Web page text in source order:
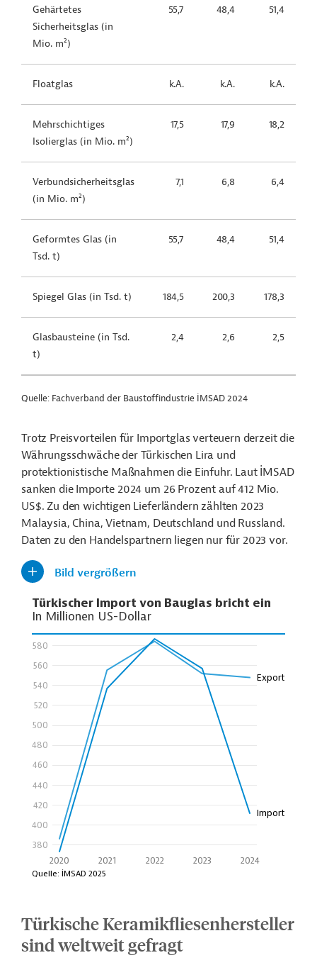
Gehärtetes
Sicherheitsglas (in
Mio. m2)
55,7 48,4 51,4
Floatglas k.A. k.A. k.A.
Mehrschichtiges
Isolierglas (in Mio. m2)
17,5 17,9 18,2
Verbundsicherheitsglas
(in Mio. m2)
7,1 6,8 6,4
Geformtes Glas (in
Tsd. t)
55,7 48,4 51,4
Spiegel Glas (in Tsd. t) 184,5 200,3 178,3
Glasbausteine (in Tsd.
t)
2,4 2,6 2,5
Quelle: Fachverband der Baustoffindustrie İMSAD 2024
Trotz Preisvorteilen für Importglas verteuern derzeit die
Währungsschwäche der Türkischen Lira und
protektionistische Maßnahmen die Einfuhr. Laut İMSAD
sanken die Importe 2024 um 26 Prozent auf 412 Mio.
US$. Zu den wichtigen Lieferländern zählten 2023
Malaysia, China, Vietnam, Deutschland und Russland.
Daten zu den Handelspartnern liegen nur für 2023 vor.
Bild vergrößern
Türkische Keramikfliesenhersteller
sind weltweit gefragt